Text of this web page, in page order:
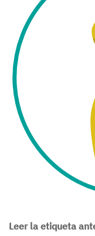
Leer la etiqueta